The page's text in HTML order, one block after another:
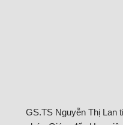
GS.TS Nguyễn Thị Lan